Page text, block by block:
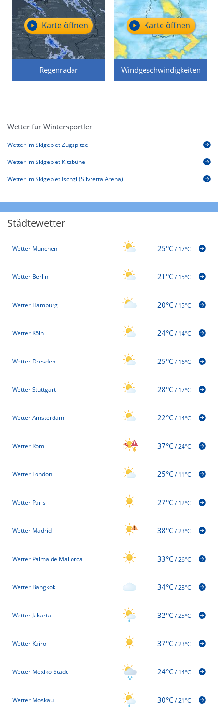
Regenradar
Karte öffnen
Windgeschwindigkeiten
Karte öffnen
Wetter für Wintersportler
Wetter im Skigebiet Zugspitze
Wetter im Skigebiet Kitzbühel
Wetter im Skigebiet Ischgl (Silvretta Arena)
Städtewetter
Wetter München 25°C/17°C
Wetter Berlin 21°C/15°C
Wetter Hamburg 20°C/15°C
Wetter Köln 24°C/14°C
Wetter Dresden 25°C/16°C
Wetter Stuttgart 28°C/17°C
Wetter Amsterdam 22°C/14°C
Wetter Rom 37°C/24°C
Wetter London 25°C/11°C
Wetter Paris 27°C/12°C
Wetter Madrid 38°C/23°C
Wetter Palma de Mallorca 33°C/26°C
Wetter Bangkok 34°C/28°C
Wetter Jakarta 32°C/25°C
Wetter Kairo 37°C/23°C
Wetter Mexiko-Stadt 24°C/14°C
Wetter Moskau 30°C/21°C